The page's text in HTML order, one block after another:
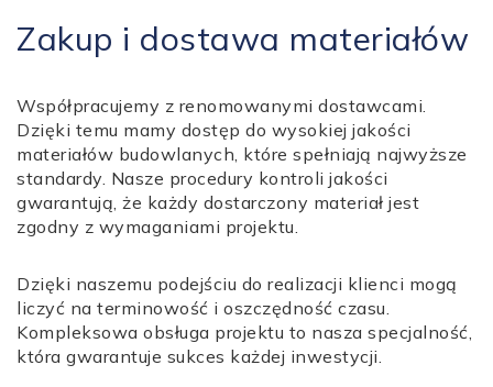
Zakup i dostawa materiałów
Współpracujemy z renomowanymi dostawcami.
Dzięki temu mamy dostęp do wysokiej jakości
materiałów budowlanych, które spełniają najwyższe
standardy. Nasze procedury kontroli jakości
gwarantują, że każdy dostarczony materiał jest
zgodny z wymaganiami projektu.
Dzięki naszemu podejściu do realizacji klienci mogą
liczyć na terminowość i oszczędność czasu.
Kompleksowa obsługa projektu to nasza specjalność,
która gwarantuje sukces każdej inwestycji.